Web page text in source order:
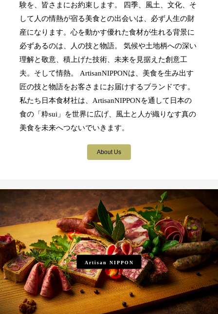
験を、皆さまにお約束します。 四季、風土、文化、そ
して人の情熱が宿る美食との出会いは、必ず人生の財
産になります。心を動かす優れた食材が生れる背景に
必ずあるのは、人の技と物語。 気候や土地柄への深い
理解と敬意、積上げた技術、未来を見据えた創意工
夫。そして情熱。 ArtisanNIPPONは、美食を生み出す
匠の技と物語をお客さまにお届けするブランドです。
私たち日本食材社は、ArtisanNIPPONを通して日本の
食の「粋sui」を世界に広げ、風土と人が織りなす真の
美食を未来へつないでいきます。
About Us
Artisan NIPPON